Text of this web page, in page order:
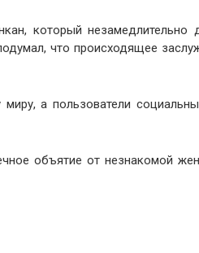
который незамедлительно
что происходящее
а пользователи
объятие от незнакомой